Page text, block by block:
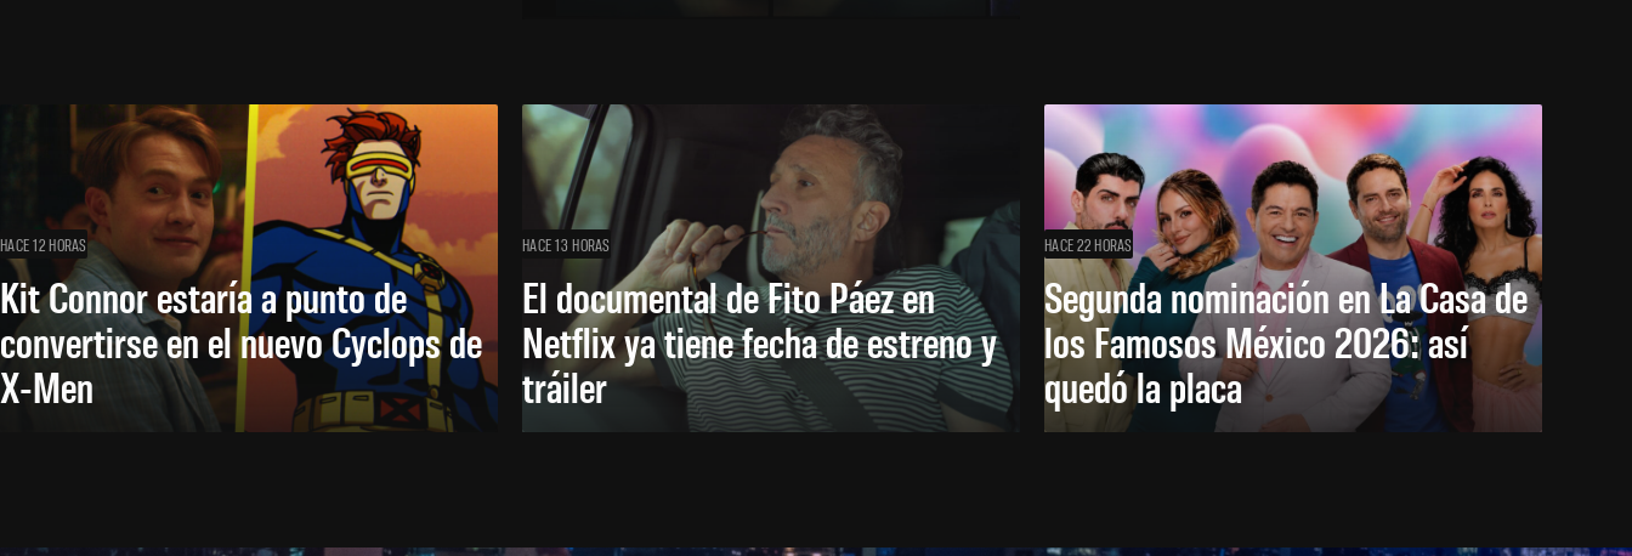
HACE 12 HORAS
Kit Connor estaría a punto de
convertirse en el nuevo Cyclops de
X-Men
HACE 13 HORAS
El documental de Fito Páez en
Netflix ya tiene fecha de estreno y
tráiler
HACE 22 HORAS
Segunda nominación en La Casa de
los Famosos México 2026: así
quedó la placa